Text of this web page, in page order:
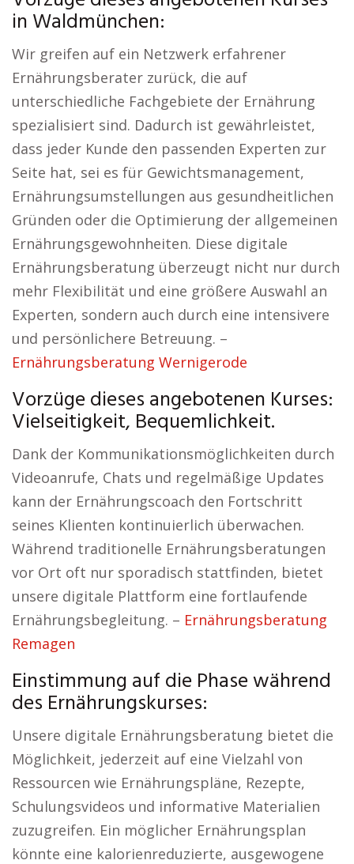
in Waldmünchen:
Wir greifen auf ein Netzwerk erfahrener
Ernährungsberater zurück, die auf
unterschiedliche Fachgebiete der Ernährung
spezialisiert sind. Dadurch ist gewährleistet,
dass jeder Kunde den passenden Experten zur
Seite hat, sei es für Gewichtsmanagement,
Ernährungsumstellungen aus gesundheitlichen
Gründen oder die Optimierung der allgemeinen
Ernährungsgewohnheiten. Diese digitale
Ernährungsberatung überzeugt nicht nur durch
mehr Flexibilität und eine größere Auswahl an
Experten, sondern auch durch eine intensivere
und persönlichere Betreuung. –
Ernährungsberatung Wernigerode
Vorzüge dieses angebotenen Kurses:
Vielseitigkeit, Bequemlichkeit.
Dank der Kommunikationsmöglichkeiten durch
Videoanrufe, Chats und regelmäßige Updates
kann der Ernährungscoach den Fortschritt
seines Klienten kontinuierlich überwachen.
Während traditionelle Ernährungsberatungen
vor Ort oft nur sporadisch stattfinden, bietet
unsere digitale Plattform eine fortlaufende
Ernährungsbegleitung. – Ernährungsberatung
Remagen
Einstimmung auf die Phase während
des Ernährungskurses:
Unsere digitale Ernährungsberatung bietet die
Möglichkeit, jederzeit auf eine Vielzahl von
Ressourcen wie Ernährungspläne, Rezepte,
Schulungsvideos und informative Materialien
zuzugreifen. Ein möglicher Ernährungsplan
könnte eine kalorienreduzierte, ausgewogene